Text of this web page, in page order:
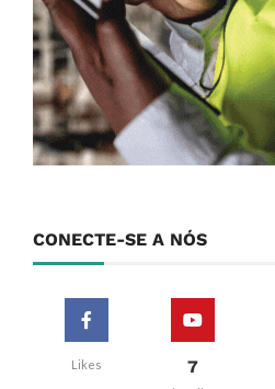
CONECTE-SE A NÓS
Likes 7